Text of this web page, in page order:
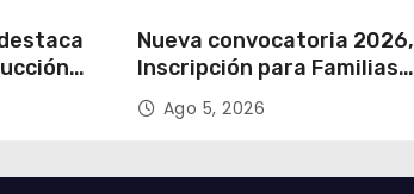
Nueva convocatoria 2026,
Inscripción para Familias
Unidas
Ago 5, 2026